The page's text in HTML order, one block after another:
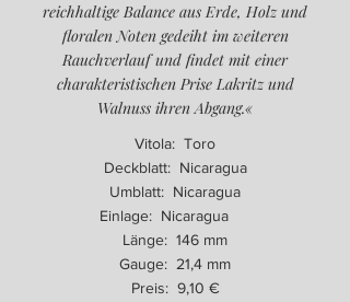
reichhaltige Balance aus Erde, Holz und
floralen Noten gedeiht im weiteren
Rauchverlauf und findet mit einer
charakteristischen Prise Lakritz und
Walnuss ihren Abgang.«
Vitola: Toro
Deckblatt: Nicaragua
Umblatt: Nicaragua
Einlage: Nicaragua
Länge: 146 mm
Gauge: 21,4 mm
Preis: 9,10 €